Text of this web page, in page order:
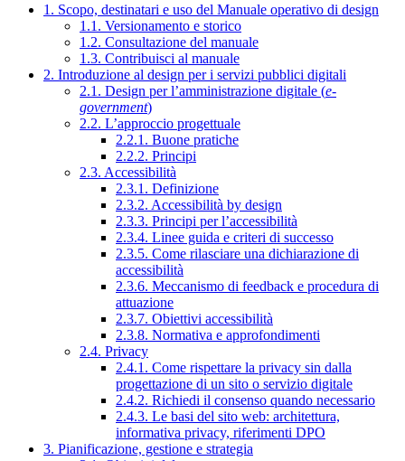
1. Scopo, destinatari e uso del Manuale operativo di design
1.1. Versionamento e storico
1.2. Consultazione del manuale
1.3. Contribuisci al manuale
2. Introduzione al design per i servizi pubblici digitali
2.1. Design per l’amministrazione digitale (e-
government)
2.2. L’approccio progettuale
2.2.1. Buone pratiche
2.2.2. Principi
2.3. Accessibilità
2.3.1. Definizione
2.3.2. Accessibilità by design
2.3.3. Principi per l’accessibilità
2.3.4. Linee guida e criteri di successo
2.3.5. Come rilasciare una dichiarazione di
accessibilità
2.3.6. Meccanismo di feedback e procedura di
attuazione
2.3.7. Obiettivi accessibilità
2.3.8. Normativa e approfondimenti
2.4. Privacy
2.4.1. Come rispettare la privacy sin dalla
progettazione di un sito o servizio digitale
2.4.2. Richiedi il consenso quando necessario
2.4.3. Le basi del sito web: architettura,
informativa privacy, riferimenti DPO
3. Pianificazione, gestione e strategia